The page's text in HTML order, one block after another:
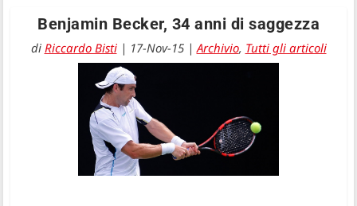
Benjamin Becker, 34 anni di saggezza
di Riccardo Bisti| 17-Nov-15|Archivio, Tutti gli articoli